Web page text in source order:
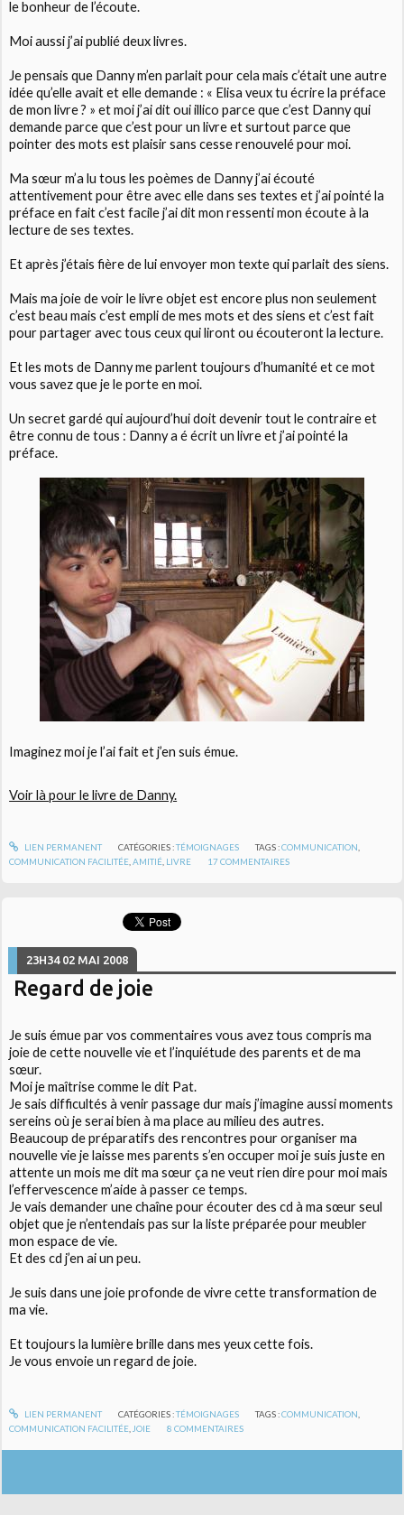
le bonheur de l’écoute.
Moi aussi j’ai publié deux livres.
Je pensais que Danny m’en parlait pour cela mais c’était une autre
idée qu’elle avait et elle demande : « Elisa veux tu écrire la préface
de mon livre ? » et moi j’ai dit oui illico parce que c’est Danny qui
demande parce que c’est pour un livre et surtout parce que
pointer des mots est plaisir sans cesse renouvelé pour moi.
Ma sœur m’a lu tous les poèmes de Danny j’ai écouté
attentivement pour être avec elle dans ses textes et j’ai pointé la
préface en fait c’est facile j’ai dit mon ressenti mon écoute à la
lecture de ses textes.
Et après j’étais fière de lui envoyer mon texte qui parlait des siens.
Mais ma joie de voir le livre objet est encore plus non seulement
c’est beau mais c’est empli de mes mots et des siens et c’est fait
pour partager avec tous ceux qui liront ou écouteront la lecture.
Et les mots de Danny me parlent toujours d’humanité et ce mot
vous savez que je le porte en moi.
Un secret gardé qui aujourd’hui doit devenir tout le contraire et
être connu de tous : Danny a é écrit un livre et j’ai pointé la
préface.
Imaginez moi je l’ai fait et j’en suis émue.
Voir là pour le livre de Danny.
LIEN PERMANENT CATÉGORIES :TÉMOIGNAGES TAGS :COMMUNICATION
COMMUNICATION FACILITÉE ,AMITIÉ LIVRE 17COMMENTAIRES
23H34 02 MAI 2008
Regard de joie
Je suis émue par vos commentaires vous avez tous compris ma
joie de cette nouvelle vie et l’inquiétude des parents et de ma
sœur.
Moi je maîtrise comme le dit Pat.
Je sais difficultés à venir passage dur mais j’imagine aussi moments
sereins où je serai bien à ma place au milieu des autres.
Beaucoup de préparatifs des rencontres pour organiser ma
nouvelle vie je laisse mes parents s’en occuper moi je suis juste en
attente un mois me dit ma sœur ça ne veut rien dire pour moi mais
l’effervescence m’aide à passer ce temps.
Je vais demander une chaîne pour écouter des cd à ma sœur seul
objet que je n’entendais pas sur la liste préparée pour meubler
mon espace de vie.
Et des cd j’en ai un peu.
Je suis dans une joie profonde de vivre cette transformation de
ma vie.
Et toujours la lumière brille dans mes yeux cette fois.
Je vous envoie un regard de joie.
LIEN PERMANENT CATÉGORIES :TÉMOIGNAGES TAGS :COMMUNICATION
COMMUNICATION FACILITÉE JOIE 8 COMMENTAIRES